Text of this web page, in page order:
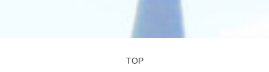
TOP